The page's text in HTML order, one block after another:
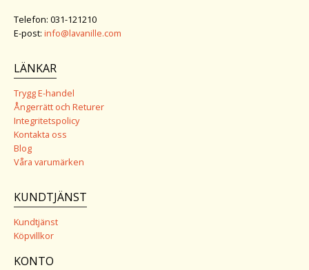
Telefon: 031-121210
E-post: info@lavanille.com
LÄNKAR
Trygg E-handel
Ångerrätt och Returer
Integritetspolicy
Kontakta oss
Blog
Våra varumärken
KUNDTJÄNST
Kundtjänst
Köpvillkor
KONTO